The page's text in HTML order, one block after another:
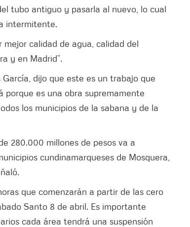
tubo antiguo y pasarla al nuevo, lo cual
intermitente.
calidad de agua, calidad del
y en Madrid”.
dijo que este es un trabajo que
es una obra supremamente
los municipios de la sabana y de la
280.000 millones de pesos va a
cundinamarqueses de Mosquera,
que comenzarán a partir de las cero
Santo 8 de abril. Es importante
cada área tendrá una suspensión